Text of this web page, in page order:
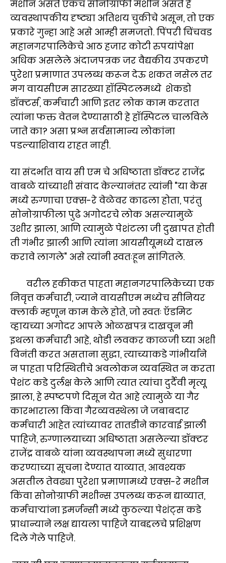
मशीन असते एकच सोनोग्राफी मशीन असते हे
व्यवस्थापकीय दृष्ट्या अतिशय चुकीचे असून, तो एक
प्रकारे गुन्हा आहे असे आम्ही समजतो. पिंपरी चिंचवड
महानगरपालिकेचे आठ हजार कोटी रुपयांपेक्षा
अधिक असलेले अंदाजपत्रक जर वैद्यकीय उपकरणे
पुरेशा प्रमाणात उपलब्ध करून देऊ शकत नसेल तर
मग वायसीएम सारख्या हॉस्पिटलमध्ये शेकडो
डॉक्टर्स, कर्मचारी आणि इतर लोक काम करतात
त्यांना फक्त वेतन देण्यासाठी हे हॉस्पिटल चालविले
जाते का? असा प्रश्न सर्वसामान्य लोकांना
पडल्याशिवाय राहत नाही.
या संदर्भात वाय सी एम चे अधिष्ठाता डॉक्टर राजेंद्र
वाबळे यांच्याशी संवाद केल्यानंतर त्यांनी "या केस
मध्ये रुग्णाचा एक्स-रे वेळेवर काढला होता, परंतु
सोनोग्राफीला पुढे अगोदरचे लोक असल्यामुळे
उशीर झाला, आणि त्यामुळे पेशंटला जी दुखापत होती
ती गंभीर झाली आणि त्यांना आयसीयूमध्ये दाखल
करावे लागले" असे त्यांनी स्वतःहून सांगितले.
वरील हकीकत पाहता महानगरपालिकेच्या एक
निवृत्त कर्मचारी, ज्याने वायसीएम मध्येच सीनियर
क्लार्क म्हणून काम केले होते, जो स्वतः ऍडमिट
व्हायच्या अगोदर आपले ओळखपत्र दाखवून मी
इथला कर्मचारी आहे, थोडी लवकर काळजी घ्या अशी
विनंती करत असताना सुद्धा, त्याच्याकडे गांभीर्याने
न पाहता परिस्थितीचे अवलोकन व्यवस्थित न करता
पेशंट कडे दुर्लक्ष केले आणि त्यात त्यांचा दुर्दैवी मृत्यू
झाला, हे स्पष्टपणे दिसून येत आहे त्यामुळे या गैर
कारभाराला किंवा गैरव्यवस्थेला जे जबाबदार
कर्मचारी आहेत त्यांच्यावर तातडीने कारवाई झाली
पाहिजे, रुग्णालयाच्या अधिष्ठाता असलेल्या डॉक्टर
राजेंद्र वाबळे यांना व्यवस्थापना मध्ये सुधारणा
करण्याच्या सूचना देण्यात याव्यात, आवश्यक
असतील तेवढ्या पुरेशा प्रमाणामध्ये एक्स-रे मशीन
किंवा सोनोग्राफी मशीन्स उपलब्ध करून द्याव्यात,
कर्मचाऱ्यांना इमर्जन्सी मध्ये कुठल्या पेशंट्स कडे
प्राधान्याने लक्ष द्यायला पाहिजे याबद्दलचे प्रशिक्षण
दिले गेले पाहिजे.